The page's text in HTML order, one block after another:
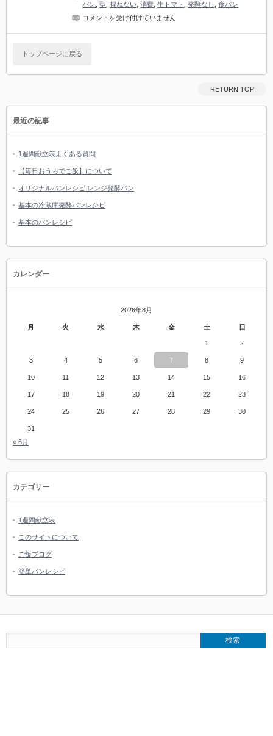
パン ,型 ,捏ねない ,消費 ,生トマト ,発酵なし ,食パン
今
は
で
は
コメントを受け付けていません
トップページに戻る
RETURN TOP
最近の記事
1週間献立表よくある質問
【毎日おうちでご飯】について
オリジナルパンレシピ:レンジ発酵パン
基本の冷蔵庫発酵パンレシピ
基本のパンレシピ
カレンダー
2026年8月
月 火 水 木 金 土 日
1 2
3 4 5 6 7 8 9
10 11 12 13 14 15 16
17 18 19 20 21 22 23
24 25 26 27 28 29 30
31
« 6月
カテゴリー
1週間献立表
このサイトについて
ご飯ブログ
簡単パンレシピ